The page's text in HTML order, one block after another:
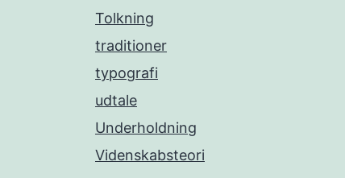
Tolkning
traditioner
typografi
udtale
Underholdning
Videnskabsteori